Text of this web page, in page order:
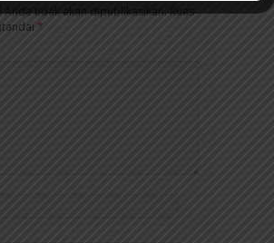
Anda tidak akan dipublikasikan.Ruas
*